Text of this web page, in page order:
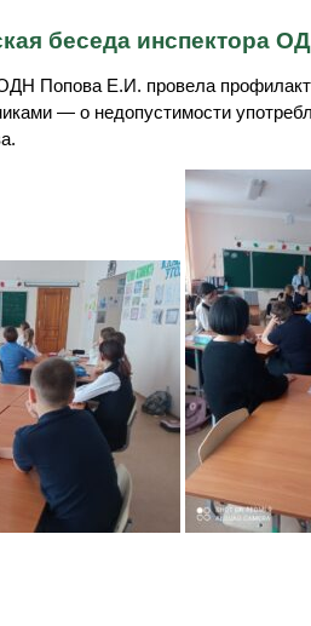
беседа инспектора
Попова Е.И. провела
— о недопустимости